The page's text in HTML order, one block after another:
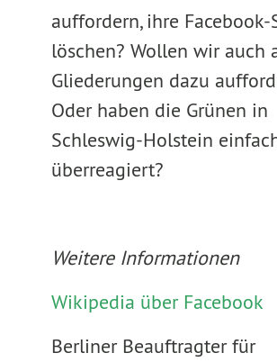
auffordern, ihre Facebook-
löschen? Wollen wir auch
Gliederungen dazu
Oder haben die Grünen in
Schleswig-Holstein
überreagiert?
Weitere Informationen
Wikipedia über Facebook
Berliner Beauftragter für